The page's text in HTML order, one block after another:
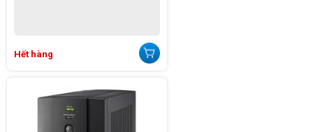
Hết hàng